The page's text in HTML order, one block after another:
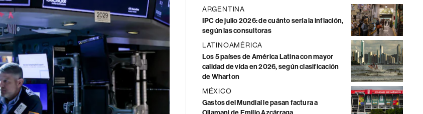
ARGENTINA
IPC de julio 2026: de cuánto sería la inflación,
según las consultoras
LATINOAMÉRICA
Los 5 países de América Latina con mayor
calidad de vida en 2026, según clasificación
de Wharton
MÉXICO
Gastos del Mundial le pasan factura a